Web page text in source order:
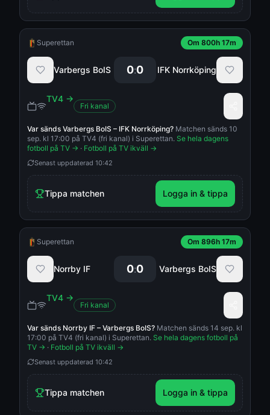
Superettan Om 800h 17m
Varbergs BoIS 0:0 IFK Norrköping
TV4 →
Fri kanal
Var sänds Varbergs BoIS – IFK Norrköping? Matchen sänds 10
sep. kl 17:00 på TV4 (fri kanal) i Superettan. Se hela dagens
fotboll på TV → · Fotboll på TV ikväll →
Senast uppdaterad 10:42
Tippa matchen Logga in & tippa
Superettan Om 896h 17m
Norrby IF 0:0 Varbergs BoIS
TV4 →
Fri kanal
Var sänds Norrby IF – Varbergs BoIS? Matchen sänds 14 sep. kl
17:00 på TV4 (fri kanal) i Superettan. Se hela dagens fotboll på
TV → · Fotboll på TV ikväll →
Senast uppdaterad 10:42
Tippa matchen Logga in & tippa